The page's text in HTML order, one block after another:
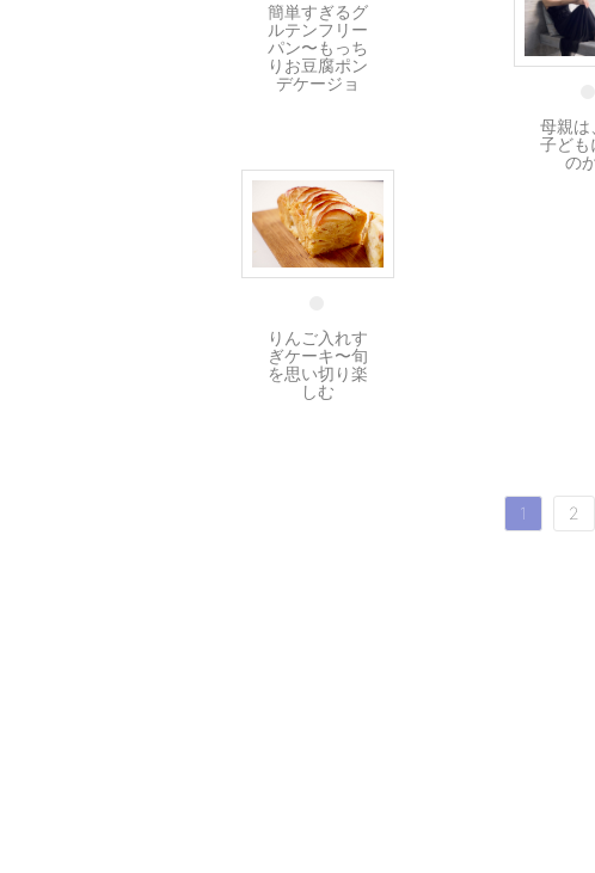
簡単すぎるグ
ルテンフリー
パン〜もっち
りお豆腐ポン
デケージョ
母親は
子ども
の
15 11月
りんご入れす
ぎケーキ〜旬
を思い切り楽
しむ
1 2